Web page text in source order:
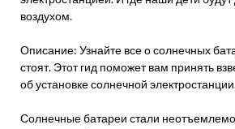
воздухом.
Описание: Узнайте все о солнечных
стоят. Этот гид поможет вам принять
об установке солнечной
Солнечные батареи стали